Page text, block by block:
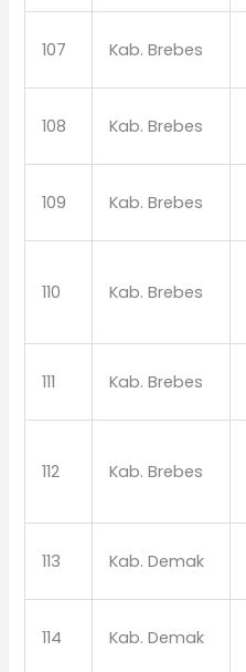
107 Kab. Brebes
108 Kab. Brebes
109 Kab. Brebes
110 Kab. Brebes
111 Kab. Brebes
112 Kab. Brebes
113 Kab. Demak
114 Kab. Demak